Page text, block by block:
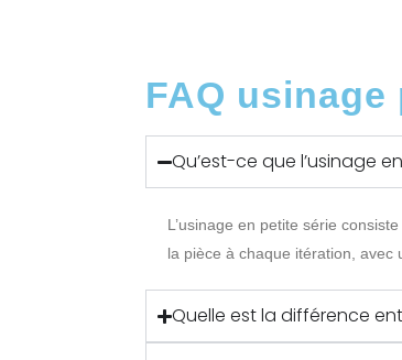
FAQ
Qu’est-ce que l’usinage
L’usinage en petite série
la pièce à chaque itération, avec
Quelle est la différence